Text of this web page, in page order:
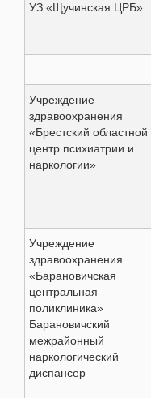
УЗ «Щучинская ЦРБ»
Учреждение
здравоохранения
«Брестский областной
центр психиатрии и
наркологии»
Учреждение
здравоохранения
«Барановичская
центральная
поликлиника»
Барановичский
межрайонный
наркологический
диспансер